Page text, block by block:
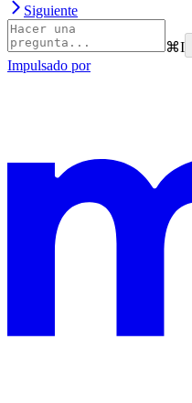
Siguiente
⌘I
Impulsado por